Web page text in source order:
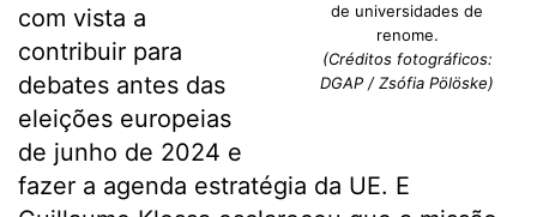
de universidades de
renome.
(Créditos fotográficos:
DGAP / Zsófia Pölöske)
com vista a
contribuir para
debates antes das
eleições europeias
de junho de 2024 e
fazer a agenda estratégia da UE. E